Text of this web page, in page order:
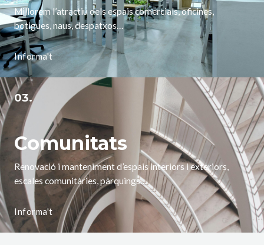
Millorem l’atractiu dels espais comercials, oficines,
botigues, naus, despatxos…
Informa't
03.
Comunitats
Renovació i manteniment d’espais interiors i exteriors,
escales comunitàries, pàrquings…
Informa't